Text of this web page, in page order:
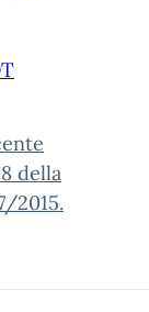
della
2015.